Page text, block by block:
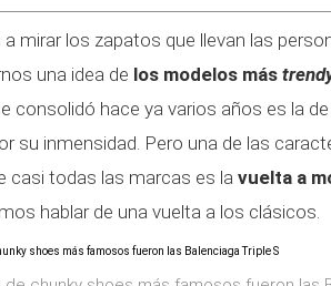
mirar los zapatos que llevan las
una idea de los modelos más
consolidó hace ya varios años es la
su inmensidad. Pero una de las
casi todas las marcas es la vuelta a
hablar de una vuelta a los clásicos.